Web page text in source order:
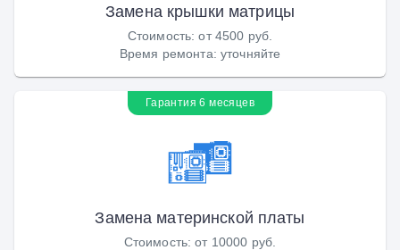
Замена крышки матрицы
Стоимость:от 4500 руб.
Время ремонта: уточняйте
Гарантия 6 месяцев
Замена материнской платы
Стоимость:от 10000 руб.